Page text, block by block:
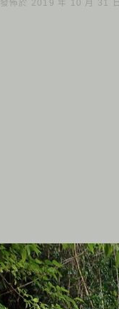
發佈於 2019 年 10 月 31